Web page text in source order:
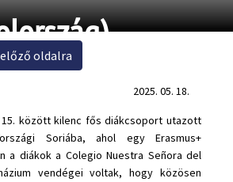
oldalra
2025. 05. 18.
15. között kilenc fős diákcsoport utazott
Soriába, ahol egy Erasmus+
a diákok a Colegio Nuestra Señora del
vendégei voltak, hogy közösen